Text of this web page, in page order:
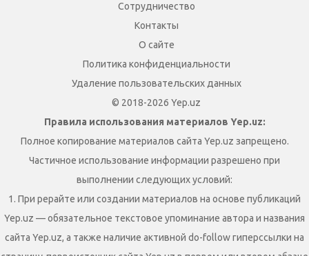
Сотрудничество
Контакты
О сайте
Политика конфиденциальности
Удаление пользовательских данных
© 2018-2026 Yep.uz
Правила использования материалов Yep.uz:
Полное копирование материалов сайта Yep.uz запрещено.
Частичное использование информации разрешено при
выполнении следующих условий:
1. При рерайте или создании материалов на основе публикаций
Yep.uz — обязательное текстовое упоминание автора и названия
сайта Yep.uz, а также наличие активной do-follow гиперссылки на